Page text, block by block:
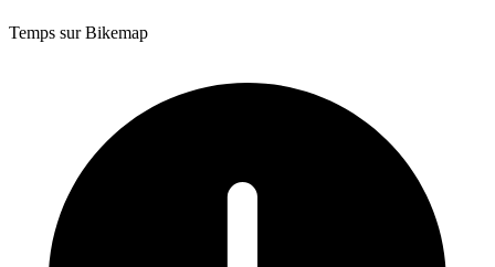
Temps sur Bikemap